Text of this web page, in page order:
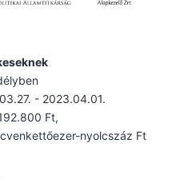
- 2023.04.01.
Ft,
nyolcszáz Ft